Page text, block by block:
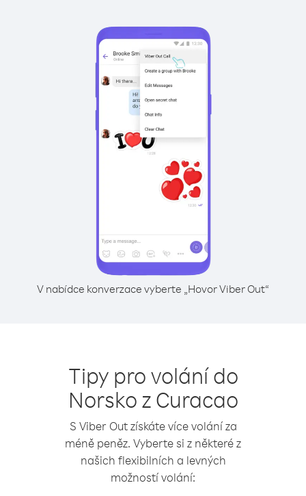
V nabídce konverzace vyberte „Hovor Viber Out“
Tipy pro volání do
Norsko z Curacao
S Viber Out získáte více volání za
méně peněz. Vyberte si z některé z
našich flexibilních a levných
možností volání: